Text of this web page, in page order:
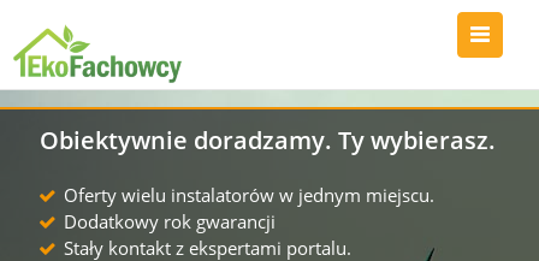
Obiektywnie doradzamy. Ty wybierasz.
Oferty wielu instalatorów w jednym miejscu.
Dodatkowy rok gwarancji
Stały kontakt z ekspertami portalu.